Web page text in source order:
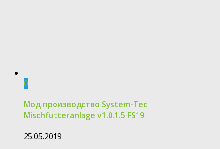
0
Мод производство System-Tec
Mischfutteranlage v1.0.1.5 FS19
25.05.2019